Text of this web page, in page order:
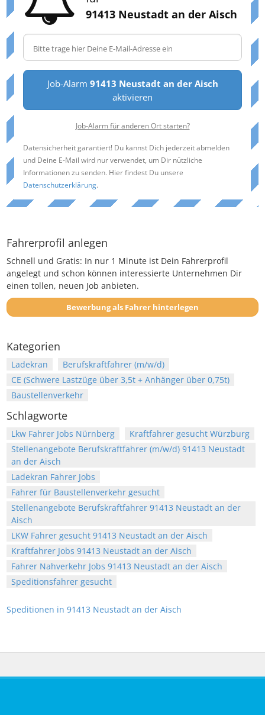
91413 Neustadt an der Aisch
Job-Alarm 91413 Neustadt an der Aisch
aktivieren
Job-Alarm für anderen Ort starten?
Datensicherheit garantiert! Du kannst Dich jederzeit abmelden
und Deine E-Mail wird nur verwendet, um Dir nützliche
Informationen zu senden. Hier findest Du unsere
Datenschutzerklärung.
Fahrerprofil anlegen
Schnell und Gratis: In nur 1 Minute ist Dein Fahrerprofil
angelegt und schon können interessierte Unternehmen Dir
einen tollen, neuen Job anbieten.
Bewerbung als Fahrer hinterlegen
Kategorien
Ladekran
Berufskraftfahrer (m/w/d)
CE (Schwere Lastzüge über 3,5t + Anhänger über 0,75t)
Baustellenverkehr
Schlagworte
Lkw Fahrer Jobs Nürnberg
Kraftfahrer gesucht Würzburg
Stellenangebote Berufskraftfahrer (m/w/d) 91413 Neustadt
an der Aisch
Ladekran Fahrer Jobs
Fahrer für Baustellenverkehr gesucht
Stellenangebote Berufskraftfahrer 91413 Neustadt an der
Aisch
LKW Fahrer gesucht 91413 Neustadt an der Aisch
Kraftfahrer Jobs 91413 Neustadt an der Aisch
Fahrer Nahverkehr Jobs 91413 Neustadt an der Aisch
Speditionsfahrer gesucht
Speditionen in 91413 Neustadt an der Aisch